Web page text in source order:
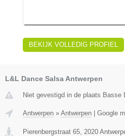
BEKIJK VOLLEDIG PROFIEL
L&L Dance Salsa Antwerpen
Niet gevestigd in de plaats Basse
Antwerpen » Antwerpen | Google
Pierenbergstraat 65 2020